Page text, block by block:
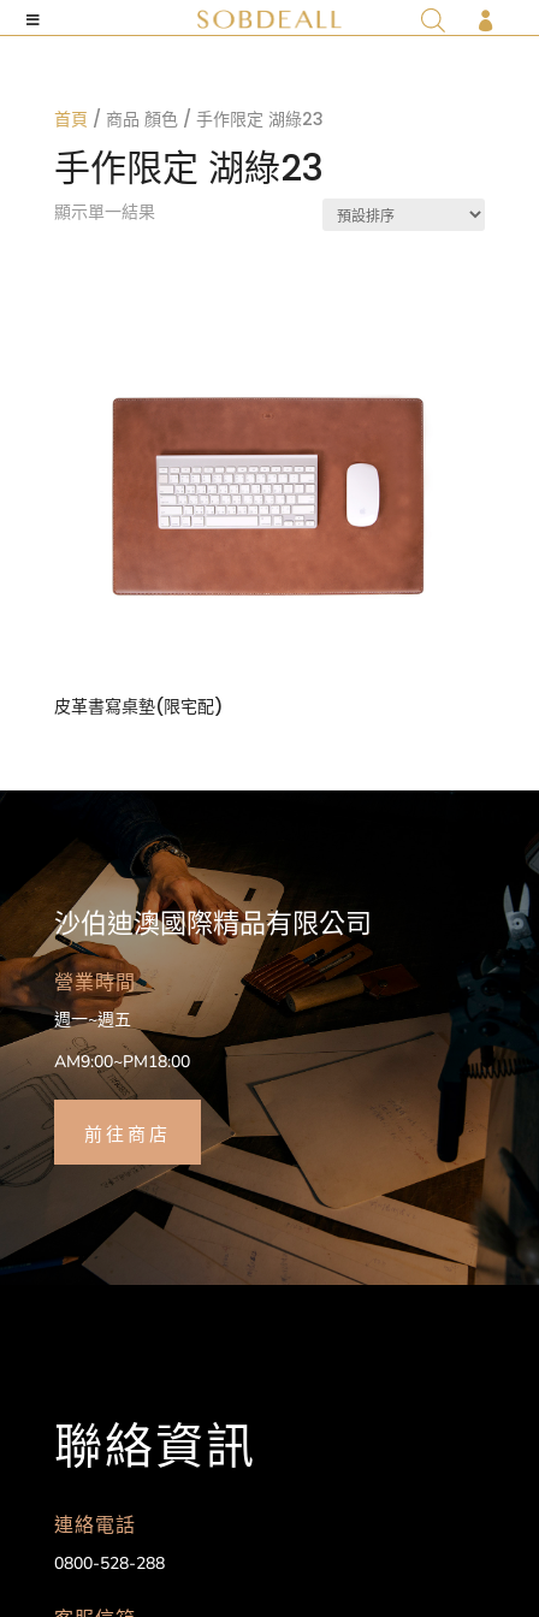

首頁 / 商品 顏色 / 手作限定 湖綠23
手作限定 湖綠23
顯示單一結果
皮革書寫桌墊(限宅配)
沙伯迪澳國際精品有限公司
營業時間
週一~週五
AM9:00~PM18:00
前往商店
聯絡資訊
連絡電話
0800-528-288